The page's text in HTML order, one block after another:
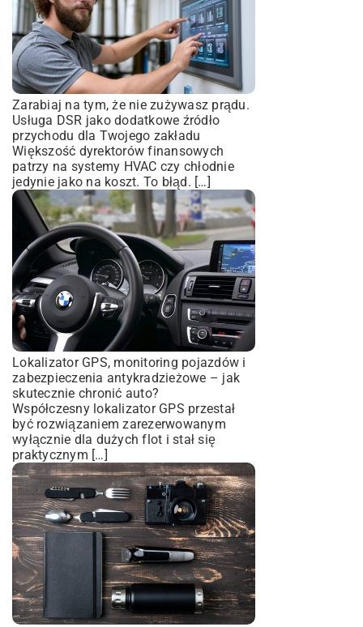
Zarabiaj na tym, że nie zużywasz prądu.
Usługa DSR jako dodatkowe źródło
przychodu dla Twojego zakładu
Większość dyrektorów finansowych
patrzy na systemy HVAC czy chłodnie
jedynie jako na koszt. To błąd. […]
Lokalizator GPS, monitoring pojazdów i
zabezpieczenia antykradzieżowe – jak
skutecznie chronić auto?
Współczesny lokalizator GPS przestał
być rozwiązaniem zarezerwowanym
wyłącznie dla dużych flot i stał się
praktycznym […]